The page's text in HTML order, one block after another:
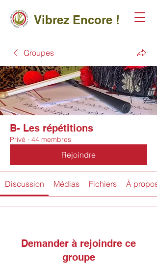
Vibrez Encore !
Groupes
B- Les répétitions
Privé · 44 membres
Rejoindre
Discussion Médias Fichiers À propos
Demander à rejoindre ce
groupe